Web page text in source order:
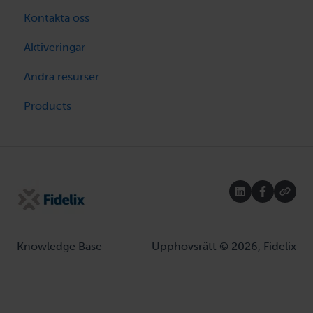
FX Controller
FX-Editor
Vidarebefordran av larm
Modbus TCP-IP server
multi-24
multiLINK
Kontakta oss
Aktiveringar
Andra resurser
Products
Knowledge Base Upphovsrätt © 2026, Fidelix